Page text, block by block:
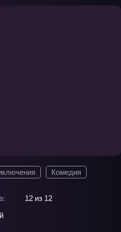
Комедия
12 из 12